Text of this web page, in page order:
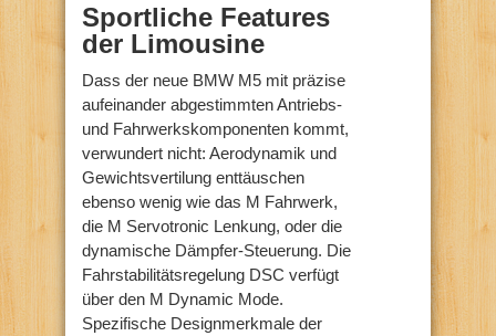
Sportliche Features
der Limousine
Dass der neue BMW M5 mit präzise
aufeinander abgestimmten Antriebs-
und Fahrwerkskomponenten kommt,
verwundert nicht: Aerodynamik und
Gewichtsvertilung enttäuschen
ebenso wenig wie das M Fahrwerk,
die M Servotronic Lenkung, oder die
dynamische Dämpfer-Steuerung. Die
Fahrstabilitätsregelung DSC verfügt
über den M Dynamic Mode.
Spezifische Designmerkmale der